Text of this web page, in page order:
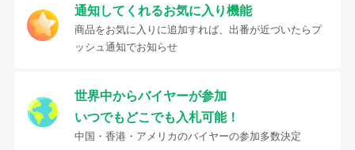
通知してくれるお気に入り機能
商品をお気に入りに追加すれば、出番が近づいたらプ
ッシュ通知でお知らせ
世界中からバイヤーが参加
いつでもどこでも入札可能！
中国・香港・アメリカのバイヤーの参加多数決定